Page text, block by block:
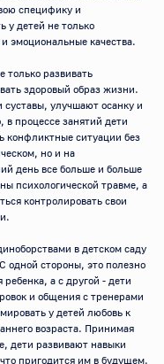
специфику и
у детей не только
эмоциональные качества.
только развивать
здоровый образ жизни.
улучшают осанку и
процессе занятий дети
конфликтные ситуации без
но и на
день все больше и больше
психологической травме, а
контролировать свои
в детском саду
одной стороны, это полезно
а с другой - дети
и общения с тренерами
у детей любовь к
возраста. Принимая
дети развивают навыки
пригодится им в будущем.